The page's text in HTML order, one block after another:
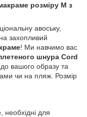
розміру M з
авоську,
захопливий
! Ми навчимо вас
шнура Cord
вашого образу та
чи на пляж. Розмір
, необхідні для